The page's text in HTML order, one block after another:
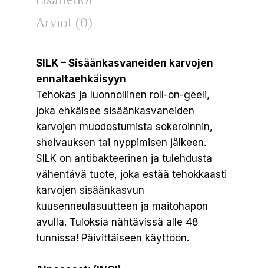
Arviot (0)
SILK – Sisäänkasvaneiden karvojen
ennaltaehkäisyyn
Tehokas ja luonnollinen roll-on-geeli,
joka ehkäisee sisäänkasvaneiden
karvojen muodostumista sokeroinnin,
sheivauksen tai nyppimisen jälkeen.
SILK on antibakteerinen ja tulehdusta
vähentävä tuote, joka estää tehokkaasti
karvojen sisäänkasvun
kuusenneulasuutteen ja maitohapon
avulla. Tuloksia nähtävissä alle 48
tunnissa! Päivittäiseen käyttöön.